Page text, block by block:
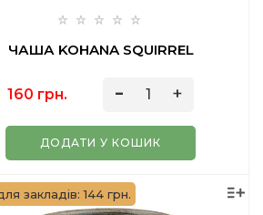
ЧАША KOHANA SQUIRREL
160 грн.
ДОДАТИ У КОШИК
закладів: 144 грн.